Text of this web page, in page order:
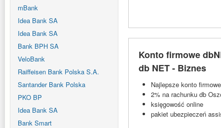
mBank
Idea Bank SA
Idea Bank SA
Bank BPH SA
VeloBank
Raiffeisen Bank Polska S.A.
Santander Bank Polska
PKO BP
Idea Bank SA
Bank Smart
Konto firmowe
db NET - Biznes
Najlepsze konto
2% na rachunku db
księgowość online
pakiet ubezpieczeń